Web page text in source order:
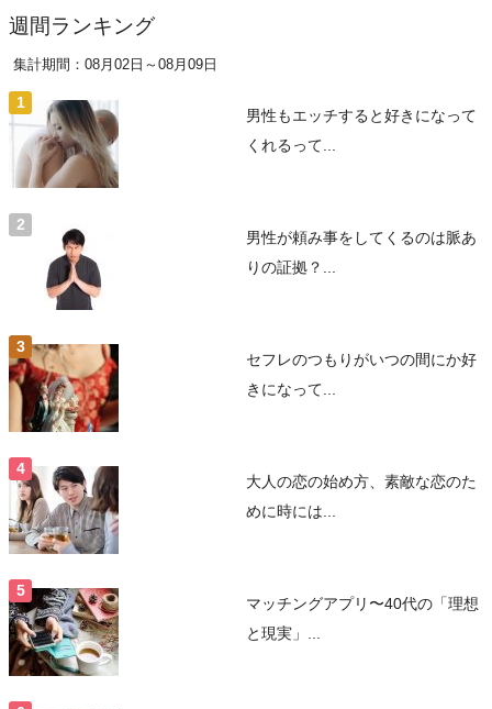
週間ランキング
集計期間：08月02日～08月09日
男性もエッチすると好きになって
くれるって...
男性が頼み事をしてくるのは脈あ
りの証拠？...
セフレのつもりがいつの間にか好
きになって...
大人の恋の始め方、素敵な恋のた
めに時には...
マッチングアプリ〜40代の「理想
と現実」...